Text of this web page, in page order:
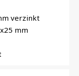
verzinkt
mm